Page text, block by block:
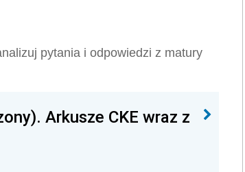
pytania i odpowiedzi z matury
Arkusze CKE wraz z